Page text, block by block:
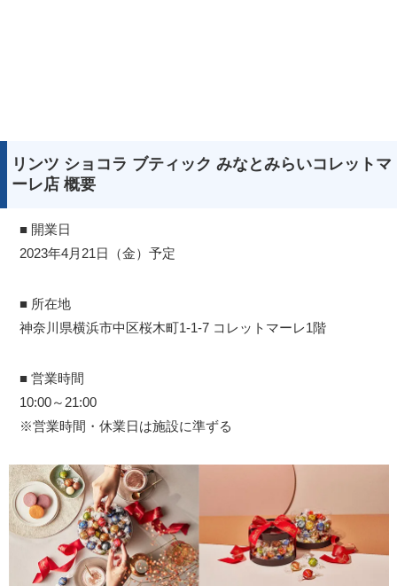
リンツ ショコラ ブティック みなとみらいコレットマ
ーレ店 概要
■ 開業日
2023年4月21日（金）予定
■ 所在地
神奈川県横浜市中区桜木町1-1-7 コレットマーレ1階
■ 営業時間
10:00～21:00
※営業時間・休業日は施設に準ずる